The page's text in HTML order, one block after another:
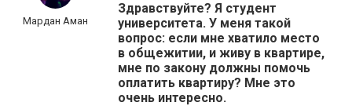
Мардан Аман
Здравствуйте? Я студент
университета. У меня такой
вопрос: если мне хватило место
в общежитии, и живу в квартире,
мне по закону должны помочь
оплатить квартиру? Мне это
очень интересно.